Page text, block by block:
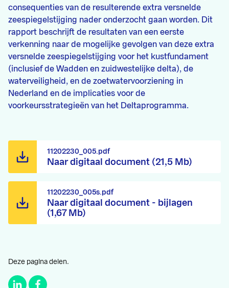
consequenties van de resulterende extra versnelde
zeespiegelstijging nader onderzocht gaan worden. Dit
rapport beschrijft de resultaten van een eerste
verkenning naar de mogelijke gevolgen van deze extra
versnelde zeespiegelstijging voor het kustfundament
(inclusief de Wadden en zuidwestelijke delta), de
waterveiligheid, en de zoetwatervoorziening in
Nederland en de implicaties voor de
voorkeursstrategieën van het Deltaprogramma.
Naar digitaal document (21,5 Mb)
11202230_005.pdf
Naar digitaal document - bijlagen
(1,67 Mb)
11202230_005s.pdf
Deze pagina delen.